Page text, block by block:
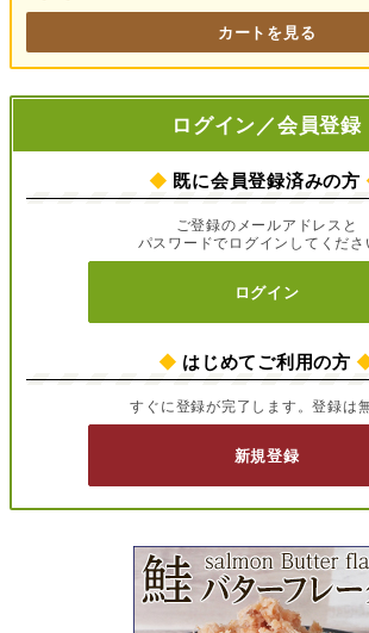
カートを見る
ログイン／会員登録
◆ 既に会員登録済みの方
ご登録のメールアドレスと
パスワードでログインしてくださ
ログイン
◆ はじめてご利用の方
すぐに登録が完了します。登録は
新規登録